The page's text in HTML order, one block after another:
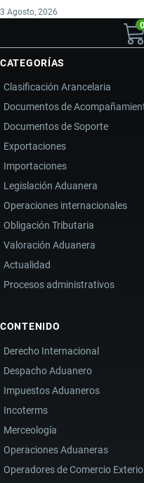
3 Agosto, 2026
0
CATEGORÍAS
Clasificación Arancelaria
Documentos de
Documentos de Soporte
Exportaciones
Importaciones
Legislación Aduanera
Operaciones internacionales
Obligación Tributaria
Valoración Aduanera
Actualidad
Procesos administrativos
CONTENIDO
Derecho Internacional
Despacho Aduanero
Impuestos Aduaneros
Incoterms
Merceología
Operaciones Aduaneras
Operadores de Comercio